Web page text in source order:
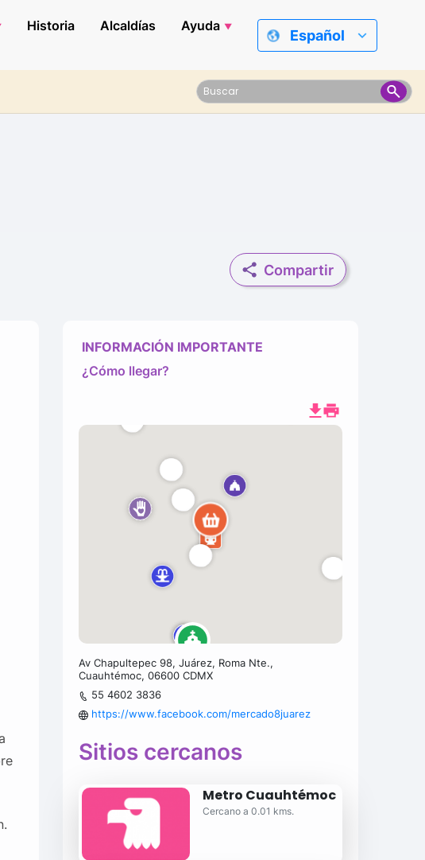
Historia Alcaldías Ayuda
Español
Compartir
INFORMACIÓN IMPORTANTE
¿Cómo llegar?
Av Chapultepec 98, Juárez, Roma Nte.,
Cuauhtémoc, 06600 CDMX
55 4602 3836
https://www.facebook.com/mercado8juarez
Sitios cercanos
Metro Cuauhtémoc
Cercano a 0.01 kms.